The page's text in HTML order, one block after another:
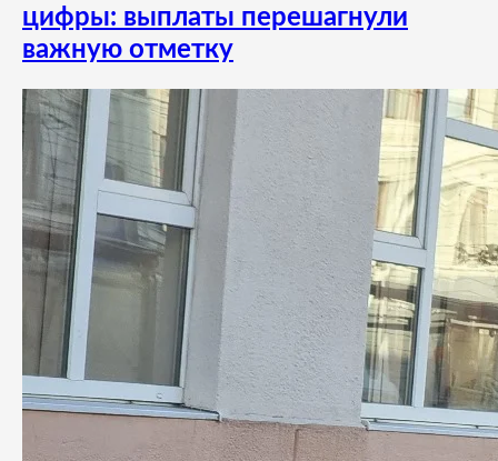
цифры: выплаты перешагнули
важную отметку